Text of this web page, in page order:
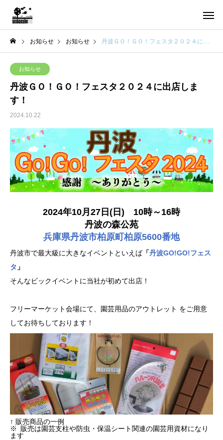
お知らせ お知らせ 丹波ＧＯ！ＧＯ！フェスタ２０２４に出店します！
お知らせ
丹波ＧＯ！ＧＯ！フェスタ２０２４に出店しま
す！
2024.10.22
2024年10月27日(日) 10時～16時
丹波の森公苑
兵庫県丹波市柏原町柏原5600番地
丹波市で最大級に大きなイベントといえば「丹波GO!GO!フェス
タ 」
そんなビックイベントに当社が初めて出店！
フリーマーケット会場にて、園芸用品のアウトレット をご用意
してお待ちしております！
↑ 販売商品の一例
※ 販売は園芸支柱や防虫・保温シート関連の園芸用資材になり
ます